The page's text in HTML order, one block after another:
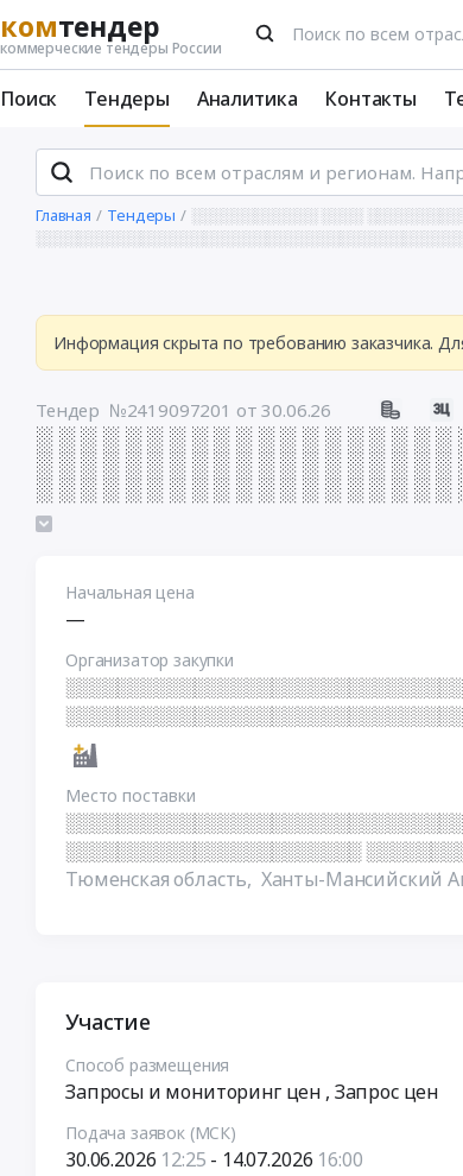
комтендер
коммерческие тендеры России
Поиск Тендеры Аналитика Контакты
Главная Тендеры
░░░░░░░░░░░░ ░░░░
Информация скрыта по требованию заказчика.
Тендер №2419097201 от 30.06.26
░ ░ ░ ░ ░ ░ ░ ░ ░ ░ ░ ░ ░ ░ ░ ░ ░ ░
░ ░ ░ ░ ░ ░ ░ ░ ░ ░ ░ ░ ░ ░ ░ ░ ░ ░
░ ░ ░ ░ ░ ░ ░ ░ ░ ░ ░ ░ ░ ░ ░ ░ ░ ░
░ ░ ░ ░ ░ ░ ░ ░ ░ ░ ░ ░ ░ ░ ░ ░ ░ ░ ░
░ ░ ░ ░ ░ ░ ░ ░ ░ ░ ░ ░ ░
Начальная цена
—
Организатор закупки
Место поставки
░░░░░░░░░░░░░░░░░░░░░░░
Тюменская область, Ханты-Мансийский
Участие
Способ размещения
Запросы и мониторинг цен , Запрос цен
Подача заявок (МСК)
30.06.2026 12:25 - 14.07.2026 16:00